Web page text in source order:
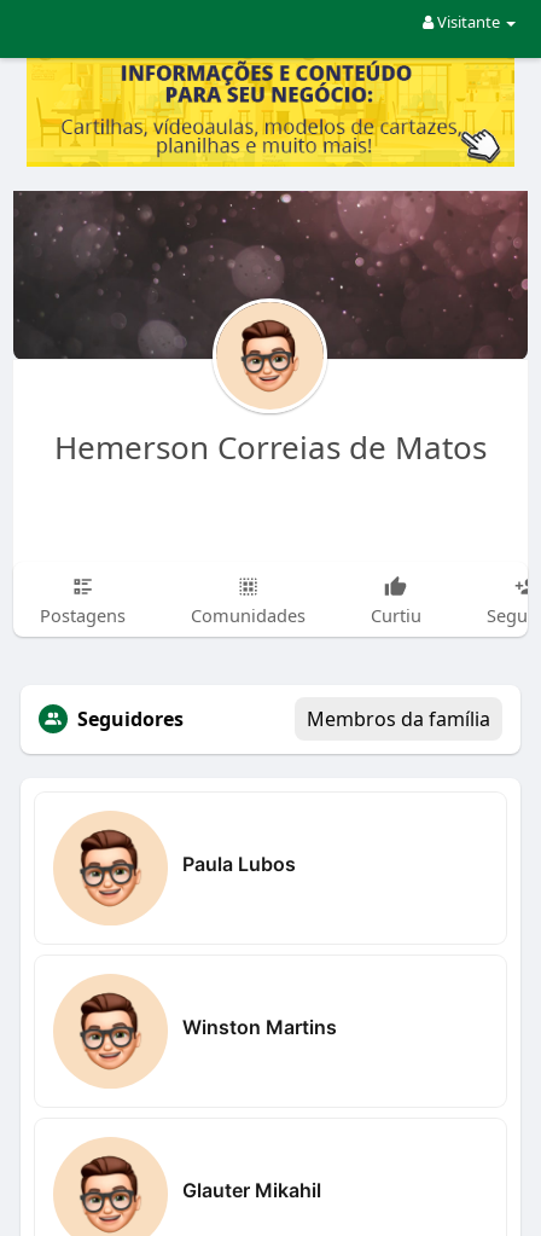
Visitante
Hemerson Correias de Matos
Postagens Comunidades Curtiu
Seguidores Membros da família
Paula Lubos
Winston Martins
Glauter Mikahil